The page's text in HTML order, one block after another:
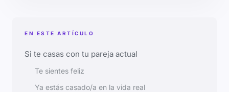
EN ESTE ARTÍCULO
Si te casas con tu pareja actual
Te sientes feliz
Ya estás casado/a en la vida real